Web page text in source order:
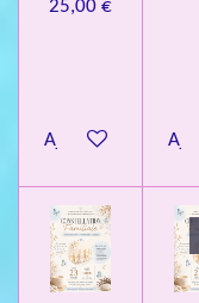
25,00 €
Ajouter au panier